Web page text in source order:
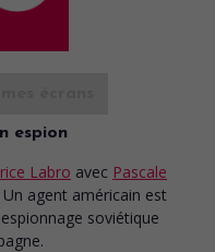
espion
Labro avec Pascale
Un agent américain est
soviétique